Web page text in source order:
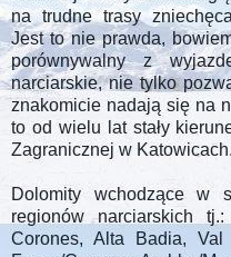
na trudne trasy
Jest to nie prawda,
porównywalny z
narciarskie, nie tylko
znakomicie nadają się na
to od wielu lat stały
Zagranicznej w Katowicach.
Dolomity wchodzące w
regionów narciarskich
Corones, Alta Badia,